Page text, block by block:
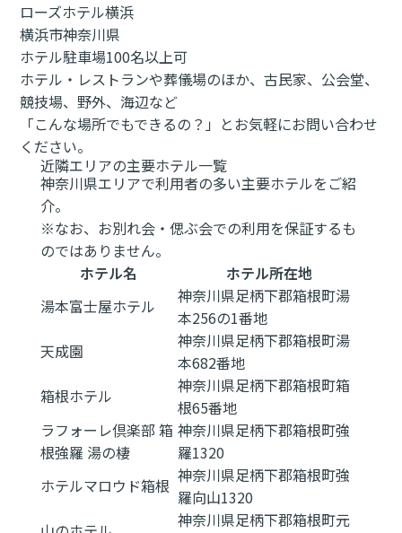
ローズホテル横浜
横浜市神奈川県
ホテル駐車場100名以上可
ホテル・レストランや葬儀場のほか、古民家、公会堂、
競技場、野外、海辺など
「こんな場所でもできるの？」とお気軽にお問い合わせ
ください。
近隣エリアの主要ホテル一覧
神奈川県エリアで利用者の多い主要ホテルをご紹
介。
※なお、お別れ会・偲ぶ会での利用を保証するも
のではありません。
ホテル名
ホテル所在地
湯本富士屋ホテル
神奈川県足柄下郡箱根町湯
本256の1番地
天成園
神奈川県足柄下郡箱根町湯
本682番地
箱根ホテル
神奈川県足柄下郡箱根町箱
根65番地
ラフォーレ倶楽部 箱
根強羅 湯の棲
神奈川県足柄下郡箱根町強
羅1320
ホテルマロウド箱根 神奈川県足柄下郡箱根町強
羅向山1320
神奈川県足柄下郡箱根町元